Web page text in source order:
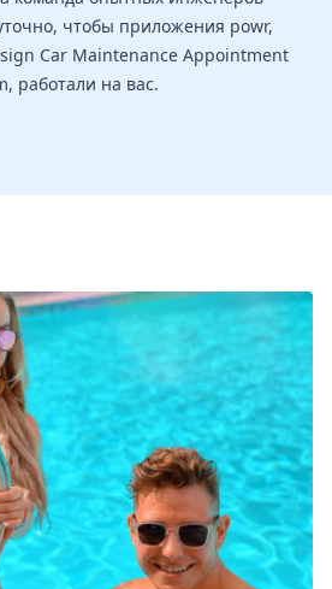
чтобы приложения powr,
Car Maintenance Appointment
работали на вас.